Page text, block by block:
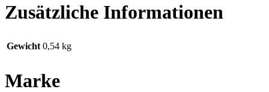
Zusätzliche Informationen
Gewicht 0,54 kg
Marke